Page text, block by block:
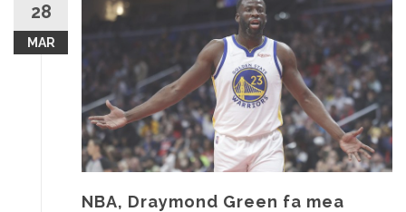
28
MAR
NBA, Draymond Green fa mea